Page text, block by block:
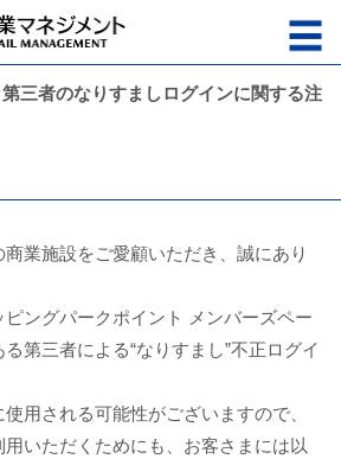
第三者のなりすましログインに関する注
業施設をご愛顧いただき、誠にあり
ングパークポイント メンバーズペー
第三者による“なりすまし”不正ログイ
用される可能性がございますので、
いただくためにも、お客さまには以